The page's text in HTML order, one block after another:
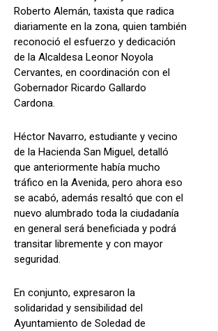
Roberto Alemán, taxista que radica
diariamente en la zona, quien también
reconoció el esfuerzo y dedicación
de la Alcaldesa Leonor Noyola
Cervantes, en coordinación con el
Gobernador Ricardo Gallardo
Cardona.
Héctor Navarro, estudiante y vecino
de la Hacienda San Miguel, detalló
que anteriormente había mucho
tráfico en la Avenida, pero ahora eso
se acabó, además resaltó que con el
nuevo alumbrado toda la ciudadanía
en general será beneficiada y podrá
transitar libremente y con mayor
seguridad.
En conjunto, expresaron la
solidaridad y sensibilidad del
Ayuntamiento de Soledad de